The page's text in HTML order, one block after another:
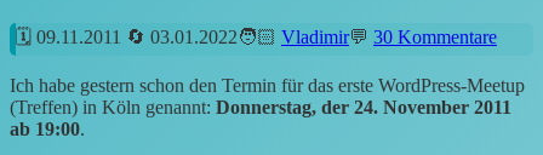
09.11.2011 03.01.2022 Vladimir 30 Kommentare
Ich habe gestern schon den Termin für das erste WordPress-Meetup
(Treffen) in Köln genannt: Donnerstag, der 24. November 2011
ab 19:00.